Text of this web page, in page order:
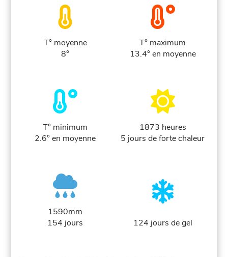
T° moyenne
8°
T° maximum
13.4° en moyenne
T° minimum
2.6° en moyenne
1873 heures
5 jours de forte chaleur
1590mm
154 jours
124 jours de gel